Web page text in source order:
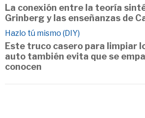
La conexión entre la teoría
Grinberg y las enseñanzas de
Hazlo tú mismo (DIY)
Este truco casero para limpiar
auto también evita que se
conocen